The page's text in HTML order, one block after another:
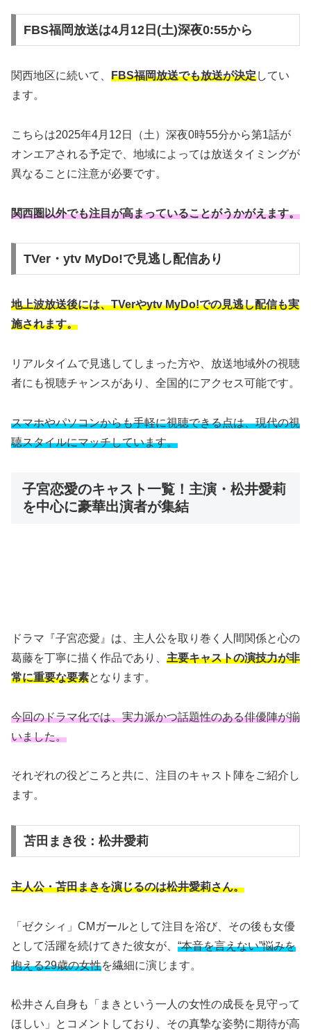
FBS福岡放送は4月12日(土)深夜0:55から
関西地区に続いて、 FBS福岡放送でも放送が決定してい
ます。
こちらは2025年4月12日（土）深夜0時55分から第1話が
オンエアされる予定で、地域によっては放送タイミングが
異なることに注意が必要です。
関西圏以外でも注目が高まっていることがうかがえます。
TVer・ytv MyDo!で見逃し配信あり
地上波放送後には、TVerやytv MyDo!での見逃し配信も実
施されます。
リアルタイムで見逃してしまった方や、放送地域外の視聴
者にも視聴チャンスがあり、全国的にアクセス可能です。
スマホやパソコンからも手軽に視聴できる点は、現代の視
聴スタイルにマッチしています。
子宮恋愛のキャスト一覧！主演・松井愛莉
を中心に豪華出演者が集結
ドラマ『子宮恋愛』は、主人公を取り巻く人間関係と心の
葛藤を丁寧に描く作品であり、 主要キャストの演技力が非
常に重要な要素となります。
今回のドラマ化では、実力派かつ話題性のある俳優陣が揃
いました。
それぞれの役どころと共に、注目のキャスト陣をご紹介し
ます。
苫田まき役：松井愛莉
主人公・苫田まきを演じるのは松井愛莉さん。
「ゼクシィ」CMガールとして注目を浴び、その後も女優
として活躍を続けてきた彼女が、 “本音を言えない”悩みを
抱える29歳の女性を繊細に演じます。
松井さん自身も「まきという一人の女性の成長を見守って
ほしい」とコメントしており、その真摯な姿勢に期待が高